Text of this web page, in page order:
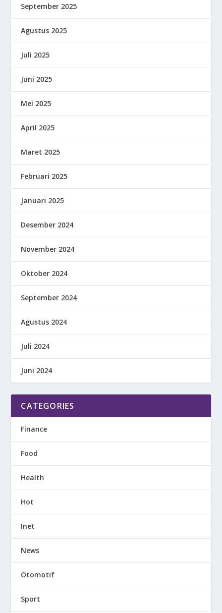
September 2025
Agustus 2025
Juli 2025
Juni 2025
Mei 2025
April 2025
Maret 2025
Februari 2025
Januari 2025
Desember 2024
November 2024
Oktober 2024
September 2024
Agustus 2024
Juli 2024
Juni 2024
CATEGORIES
Finance
Food
Health
Hot
Inet
News
Otomotif
Sport